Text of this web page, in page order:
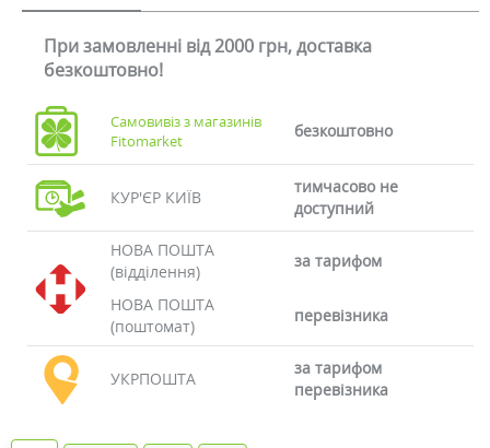
При замовленні від 2000 грн, доставка
безкоштовно!
Самовивіз з магазинів
Fitomarket
безкоштовно
КУР'ЄР КИЇВ
тимчасово не
доступний
НОВА ПОШТА
(відділення)
за тарифом
НОВА ПОШТА
(поштомат)
перевізника
УКРПОШТА
за тарифом
перевізника